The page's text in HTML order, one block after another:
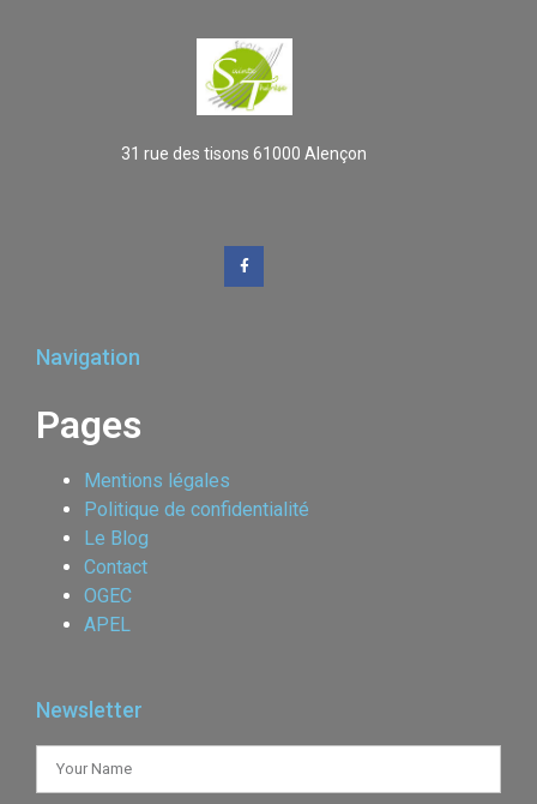
31 rue des tisons 61000 Alençon
Navigation
Pages
Mentions légales
Politique de confidentialité
Le Blog
Contact
OGEC
APEL
Newsletter